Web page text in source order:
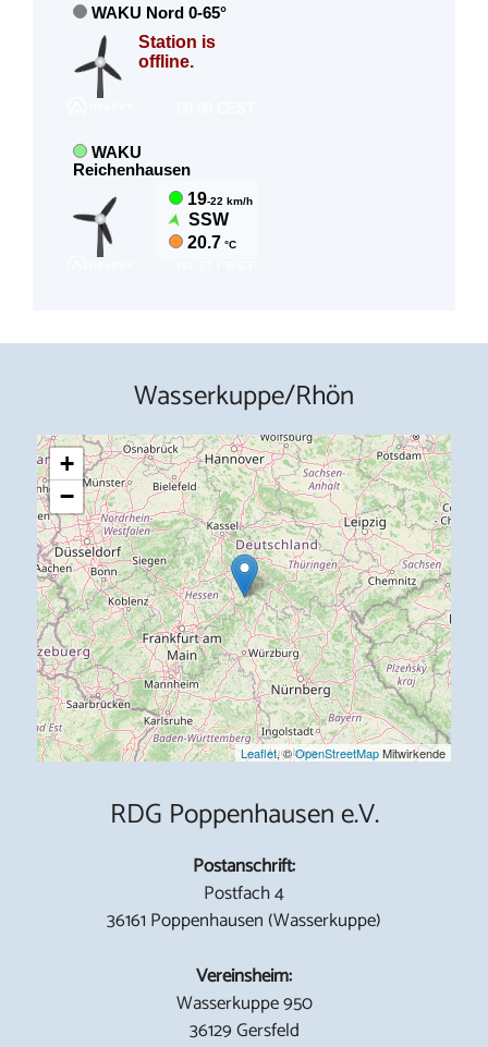
Wasserkuppe/Rhön
+
−
Leaflet, ©OpenStreetMapMitwirkende
RDG Poppenhausen e.V.
Postanschrift:
Postfach 4
36161 Poppenhausen (Wasserkuppe)
Vereinsheim:
Wasserkuppe 950
36129 Gersfeld